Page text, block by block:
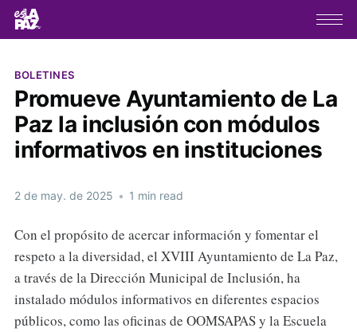
BOLETINES
Promueve Ayuntamiento de La
Paz la inclusión con módulos
informativos en instituciones
2 de may. de 2025 • 1 min read
Con el propósito de acercar información y fomentar el
respeto a la diversidad, el XVIII Ayuntamiento de La Paz,
a través de la Dirección Municipal de Inclusión, ha
instalado módulos informativos en diferentes espacios
públicos, como las oficinas de OOMSAPAS y la Escuela